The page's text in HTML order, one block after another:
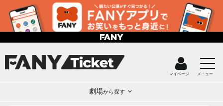
マイページ メニュー
劇場から探す